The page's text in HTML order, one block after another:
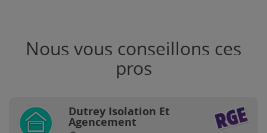
Nous vous conseillons ces
pros
Dutrey Isolation Et
Agencement